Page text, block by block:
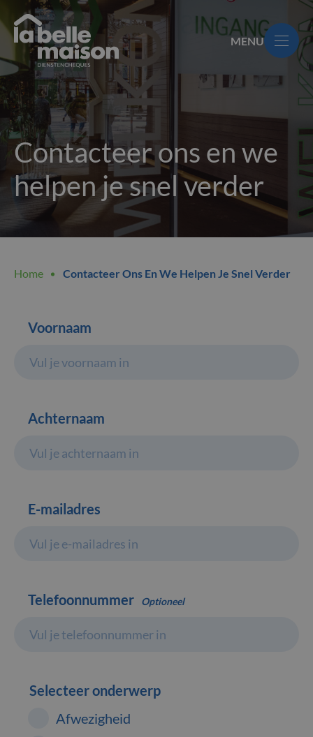
Overslaan
en
naar
de
inhoud
gaan
La
Belle
Maison
MENU
Contacteer ons en we
helpen je snel verder
Kruimelpad
Home Contacteer Ons En We Helpen Je Snel Verder
Voornaam
Achternaam
E-mailadres
Telefoonnummer
Selecteer onderwerp
Afwezigheid